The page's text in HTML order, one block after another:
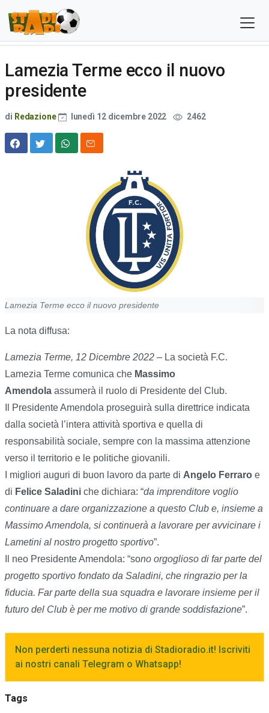
Lamezia Terme ecco il nuovo
presidente
di Redazione lunedì 12 dicembre 2022 2462
Lamezia Terme ecco il nuovo presidente
La nota diffusa:
Lamezia Terme, 12 Dicembre 2022 – La società F.C.
Lamezia Terme comunica che Massimo
Amendola assumerà il ruolo di Presidente del Club.
Il Presidente Amendola proseguirà sulla direttrice indicata
dalla società l’intera attività sportiva e quella di
responsabilità sociale, sempre con la massima attenzione
verso il territorio e le politiche giovanili.
I migliori auguri di buon lavoro da parte di Angelo Ferraro e
di Felice Saladini che dichiara: “da imprenditore voglio
continuare a dare organizzazione a questo Club e, insieme a
Massimo Amendola, si continuerà a lavorare per avvicinare i
Lametini al nostro progetto sportivo”.
Il neo Presidente Amendola: “sono orgoglioso di far parte del
progetto sportivo fondato da Saladini, che ringrazio per la
fiducia. Far parte della sua squadra e lavorare insieme per il
futuro del Club è per me motivo di grande soddisfazione”.
Non perderti nessuna notizia di Stadioradio.it! Iscriviti
ai nostri canali Telegram o Whatsapp!
Tags